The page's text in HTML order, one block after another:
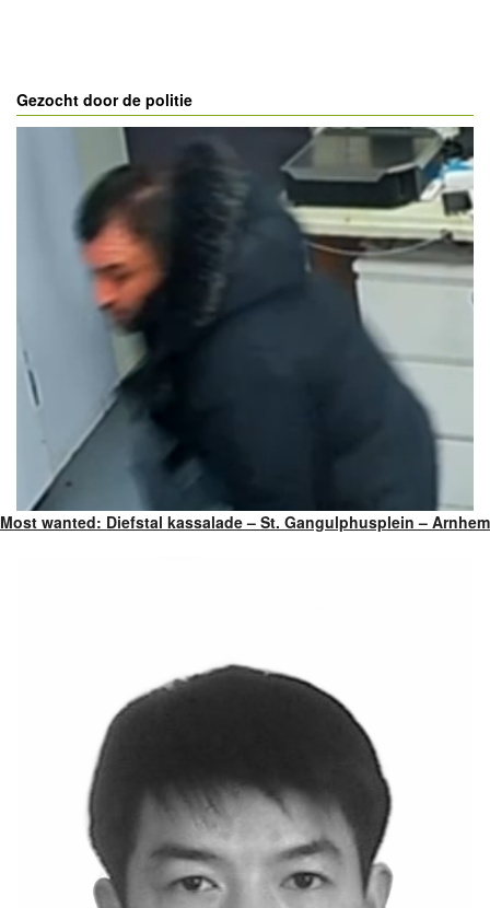
Gezocht door de politie
Most wanted: Diefstal kassalade – St. Gangulphusplein – Arnhem